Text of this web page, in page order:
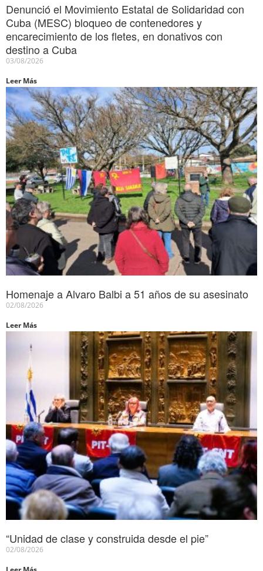
Denunció el Movimiento Estatal de Solidaridad con
Cuba (MESC) bloqueo de contenedores y
encarecimiento de los fletes, en donativos con
destino a Cuba
03/08/2026
Leer Más
Homenaje a Alvaro Balbi a 51 años de su asesinato
02/08/2026
Leer Más
“Unidad de clase y construida desde el pie”
02/08/2026